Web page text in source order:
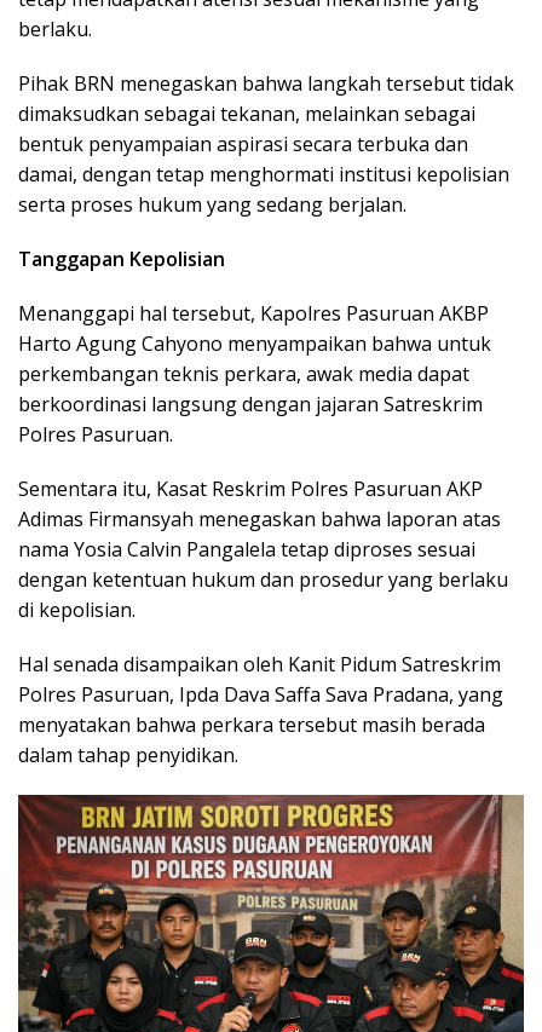
berlaku.
Pihak BRN menegaskan bahwa langkah tersebut tidak
dimaksudkan sebagai tekanan, melainkan sebagai
bentuk penyampaian aspirasi secara terbuka dan
damai, dengan tetap menghormati institusi kepolisian
serta proses hukum yang sedang berjalan.
Tanggapan Kepolisian
Menanggapi hal tersebut, Kapolres Pasuruan AKBP
Harto Agung Cahyono menyampaikan bahwa untuk
perkembangan teknis perkara, awak media dapat
berkoordinasi langsung dengan jajaran Satreskrim
Polres Pasuruan.
Sementara itu, Kasat Reskrim Polres Pasuruan AKP
Adimas Firmansyah menegaskan bahwa laporan atas
nama Yosia Calvin Pangalela tetap diproses sesuai
dengan ketentuan hukum dan prosedur yang berlaku
di kepolisian.
Hal senada disampaikan oleh Kanit Pidum Satreskrim
Polres Pasuruan, Ipda Dava Saffa Sava Pradana, yang
menyatakan bahwa perkara tersebut masih berada
dalam tahap penyidikan.